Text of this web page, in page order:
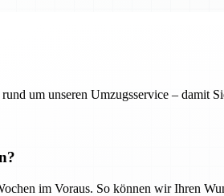
um unseren Umzugsservice – damit
im Voraus. So können wir Ihren